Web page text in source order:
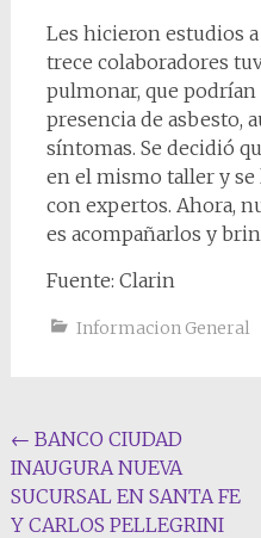
Les hicieron estudios
trece colaboradores
pulmonar, que
presencia de asbesto,
síntomas. Se decidió
en el mismo taller y
con expertos. Ahora,
es acompañarlos y
Fuente: Clarin
Informacion General
Navegación
de
entradas
← BANCO CIUDAD
INAUGURA NUEVA
SUCURSAL EN SANTA FE
Y CARLOS PELLEGRINI